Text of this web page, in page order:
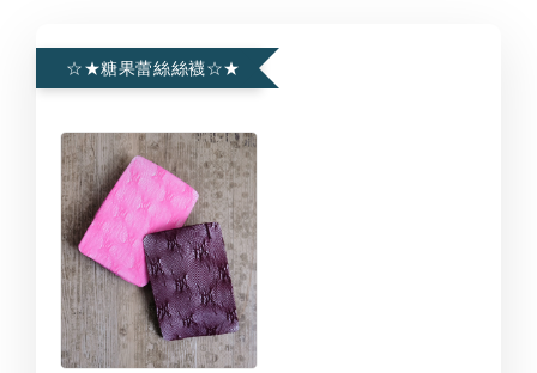
☆★糖果蕾絲絲襪☆★